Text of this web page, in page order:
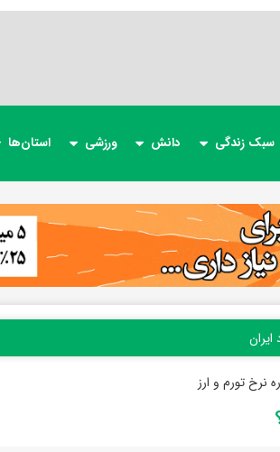
سبک زندگی دانش ورزشی استان‌ها
ایران
نرخ تورم و ارز